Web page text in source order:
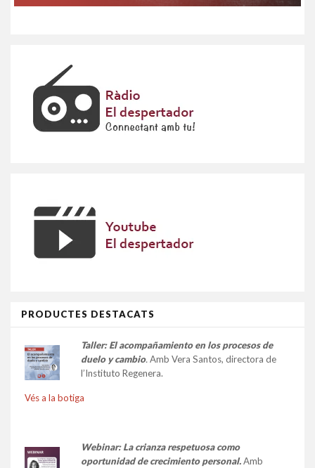
PRODUCTES DESTACATS
Taller: El acompañamiento en los procesos de
duelo y cambio. Amb Vera Santos, directora de
l’Instituto Regenera.
Vés a la botiga
Webinar: La crianza respetuosa como
oportunidad de crecimiento personal.Amb